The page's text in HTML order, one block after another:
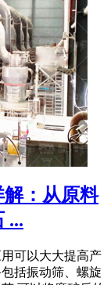
：从原料
...
可以大大提高产
括振动筛、螺旋